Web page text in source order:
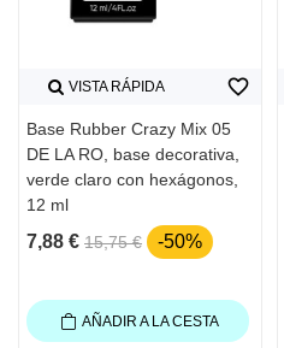
VISTA RÁPIDA
Base Rubber Crazy Mix 05
DE LA RO, base decorativa,
verde claro con hexágonos,
12 ml
7,88 € 15,75 € -50%
favorite_border
AÑADIR A LA CESTA